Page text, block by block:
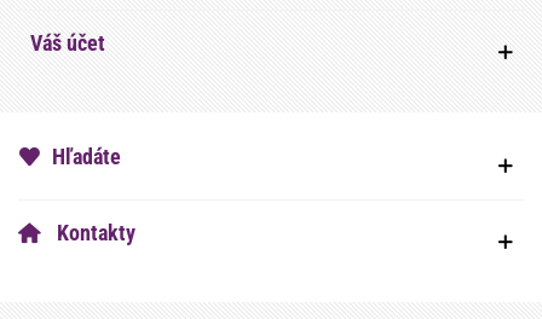
Váš účet
Hľadáte
Kontakty